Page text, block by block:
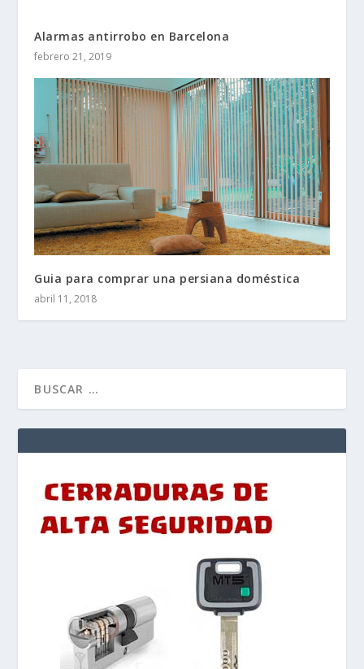
Alarmas antirrobo en Barcelona
febrero 21, 2019
Guia para comprar una persiana doméstica
abril 11, 2018